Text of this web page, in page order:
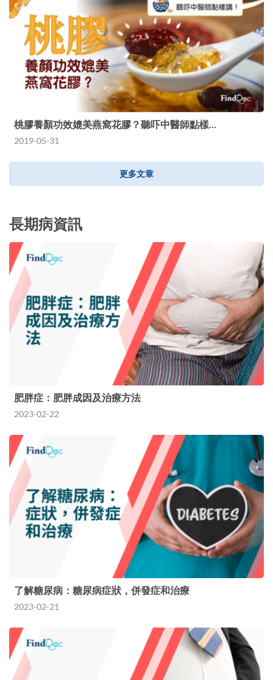
桃膠養顏功效媲美燕窩花膠？聽吓中醫師點樣…
2019-05-31
更多文章
長期病資訊
肥胖症：肥胖成因及治療方法
2023-02-22
了解糖尿病：糖尿病症狀，併發症和治療
2023-02-21